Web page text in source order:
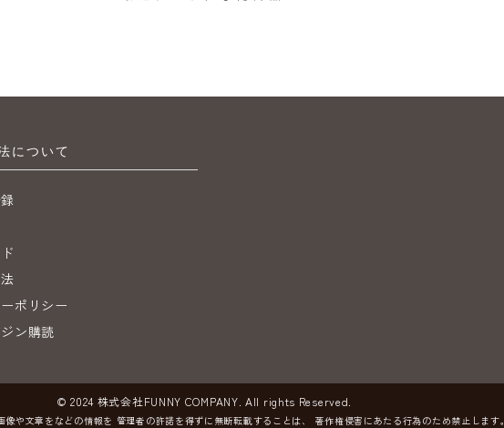
について
ポリシー
ン購読
© 2024 株式会社FUNNY COMPANY. All rights Reserved.
像や文章をなどの情報を 管理者の許諾を得ずに無断転載することは、 著作権侵害にあたる行為のため禁止します。